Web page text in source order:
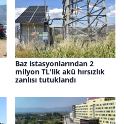
Baz istasyonlarından 2
milyon TL'lik akü hırsızlık
zanlısı tutuklandı